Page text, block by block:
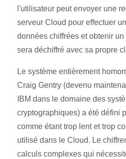
l'utilisateur peut envoyer une
serveur Cloud pour effectuer
données chiffrées et obtenir
sera déchiffré avec sa propre
Le système entièrement
Craig Gentry (devenu
IBM dans le domaine des
cryptographiques) a été défini
comme étant trop lent et trop
utilisé dans le Cloud. Le
calculs complexes qui